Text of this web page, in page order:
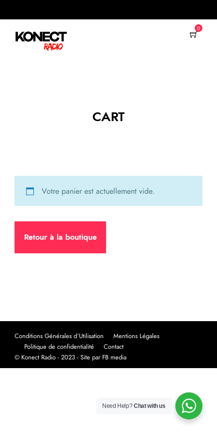
0
CART
Votre panier est actuellement vide.
Retour à la boutique
Conditions Générales d’Utilisation
Mentions Légales
Politique de confidentialité
Contact
© Konect Radio - 2023 - Site par FB media
Need Help?Chat with us